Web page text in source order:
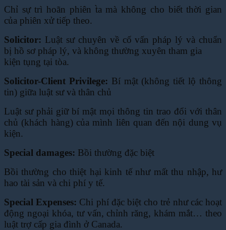
Chỉ sự trì hoãn phiên t̀a mà không cho biết thời gian
của phiên xử tiếp theo.
Solicitor: Luật sư chuyên về cố vấn pháp lý và chuẩn
bị hồ sơ pháp lý, và không thường xuyên tham gia
kiện tụng tại tòa.
Solicitor-Client Privilege: Bí mật (không tiết lộ thông
tin) giữa luật sư và thân chủ
Luật sư phải giữ bí mật mọi thông tin trao đổi với thân
chủ (khách hàng) của mình liên quan đến nội dung vụ
kiện.
Special damages: Bồi thường đặc biệt
Bồi thường cho thiệt hại kinh tế như mất thu nhập, hư
hao tài sản và chi phí y tế.
Special Expenses: Chi phí đặc biệt cho trẻ như các hoạt
động ngoại khóa, tư vấn, chỉnh răng, khám mắt… theo
luật trợ cấp gia đình ở Canada.